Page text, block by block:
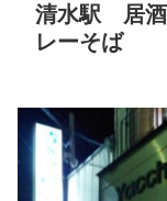
清水駅 居酒
レーそば